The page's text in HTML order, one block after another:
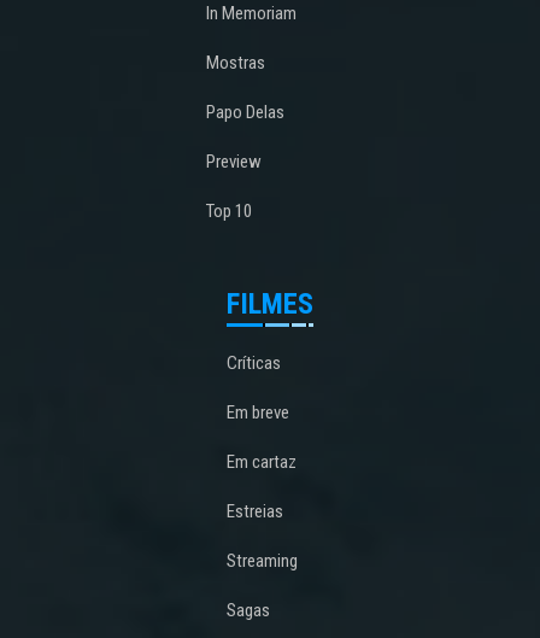
In Memoriam
Mostras
Papo Delas
Preview
Top 10
FILMES
Críticas
Em breve
Em cartaz
Estreias
Streaming
Sagas